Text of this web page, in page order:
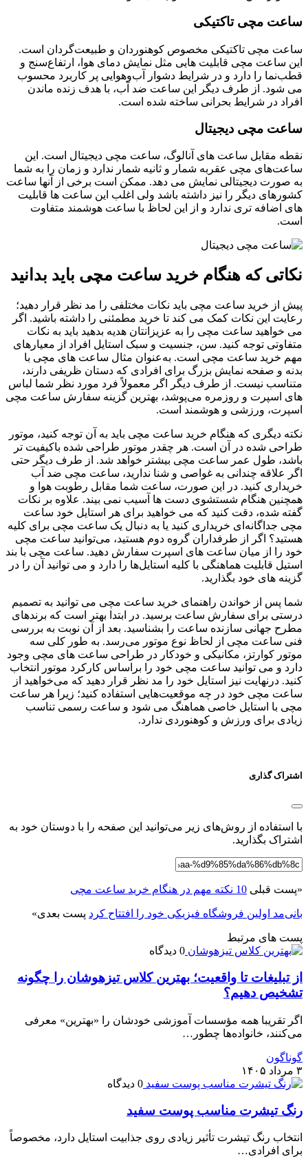
ساعت مچی تاکتیکی
ساعت مچی تاکتیکی مخصوص کوهنوردان و طبیعت‌گردان است.
این ساعت مچی قابلیت ‌هایی مثل نمایش دمای هوا، ارتفاع‌سنج و
قطب‌نما را دارد و در شرایط دشوار آب‌وهوایی پر کاربرد محسوب
می ‌شود. از طرف دیگر این ساعت ضد آب، با هدف زنده ماندن
افراد در شرایط بحرانی ساخته شده است.
ساعت مچی دیجیتال
نقطه مقابل ساعت ‌های آنالوگ، ساعت مچی دیجیتال است. این
ساعت‌های مچی عقربه‌ شمار و ثانیه‌ شمار ندارد و زمان را به شما
به صورت دیجیتالی نمایش می‌ دهد. ممکن است برخی از آنها ساعت
کشورهای دیگر را نیز داشته باشد ولی اغلب این ساعت ‌ها قابلیت
‌های اضافه ‌تری ندارد و از این لحاظ با ساعت هوشمند متفاوت
است.
نکاتی که هنگام خرید ساعت مچی باید بدانید
پیش از خرید ساعت مچی باید نکات مختلفی را مد نظر قرار دهید؛
رعایت این نکات کمک می ‌کند تا خرید مطمئنی را داشته باشید. اگر
می‌ خواهید ساعت مچی را به عزیزانتان هدیه بدهید باید به نکات
متفاوتی توجه کنید. سن، جنسیت و سبک استایل افراد از معیارهای
مهم خرید ساعت مچی است. به‌عنوان مثال ساعت ‌های مچی با
بدنه و صفحه نمایش بزرگ برای افرادی که دستان ظریفی دارند،
متناسب نیست. از طرف دیگر اگر معمولاً فرد مورد نظر شما لباس
‌های اسپرت و روزمره می‌پوشد، بهترین گزینه سفارش ساعت مچی
اسپرت، ورزشی و هوشمند است.
نکته دیگری که هنگام خرید ساعت مچی باید به آن توجه کنید، موتور
طراحی شده در آن است. هر چقدر موتور طراحی شده باکیفیت ‌تر
باشد، طول عمر ساعت مچی بیشتر خواهد شد. از طرف دیگر حتی
اگر علاقه چندانی به غواصی و شنا ندارید، ساعت مچی ضد آب
خریداری کنید. در این صورت، ساعت شما مقابل رطوبت هوا و
همچنین هنگام شستشوی دست ‌ها آسیب نمی ‌بیند. علاوه بر نکات
گفته شده، دقت کنید که می ‌خواهید برای هر استایل خود ساعت
مچی جداگانه‌ای خریداری کنید یا به دنبال یک ساعت مچی برای کلیه
هستید؟ اگر از طرفداران گروه دوم هستید، می‌توانید ساعت مچی
خود را از میان ساعت ‌های اسپرت سفارش دهید. ساعت مچی با بند
استیل قابلیت هماهنگی با کلیه استایل‌ها را دارد و می ‌توانید آن را در
گزینه‌ های خود بگذارید.
شما پس از خواندن راهنمای خرید ساعت مچی می ‌توانید به تصمیم
درستی برای سفارش ساعت برسید. در ابتدا بهتر است که برندهای
مطرح جهانی سازنده ساعت را بشناسید. بعد از آن نوبت به بررسی
فنی ساعت مچی از لحاظ نوع موتور می‌رسد. به طور کلی سه
موتور کوارتز، مکانیکی و خودکار در طراحی ساعت ‌های مچی وجود
دارد و می ‌توانید ساعت مچی خود را براساس کارکرد موتور انتخاب
کنید. درنهایت نیز استایل خود را مد نظر قرار دهید که می‌خواهید از
ساعت مچی خود در چه موقعیت‌هایی استفاده کنید؛ زیرا هر ساعت
مچی با استایل خاصی هماهنگ می‌ شود و ساعت رسمی تناسب
زیادی برای ورزش و کوهنوردی ندارد.
اشتراک گذاری
با استفاده از روش‌های زیر می‌توانید این صفحه را با دوستان خود به
اشتراک بگذارید.
«پست قبلی 10 نکته مهم در هنگام خرید ساعت مچی
بانی‌مد اولین فروشگاه فیزیکی خود را افتتاح کرد پست بعدی»
پست های مرتبط
0 دیدگاه
از تبلیغات تا واقعیت؛ بهترین کلاس تیزهوشان را چگونه
تشخیص دهیم؟
اگر تقریبا همه مؤسسات آموزشی خودشان را «بهترین» معرفی
می‌کنند، خانواده‌ها چطور…
گوناگون
۳ مرداد ۱۴۰۵
0 دیدگاه
رنگ تیشرت مناسب پوست سفید
انتخاب رنگ تیشرت تأثیر زیادی روی جذابیت استایل دارد، مخصوصاً
برای افرادی…